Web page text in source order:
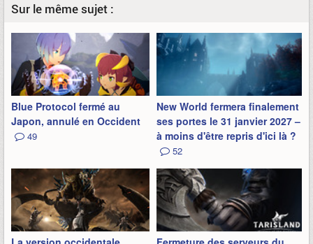
Sur le même sujet :
Blue Protocol fermé au
Japon, annulé en Occident
49
New World fermera finalement
ses portes le 31 janvier 2027 –
à moins d'être repris d'ici là ?
52